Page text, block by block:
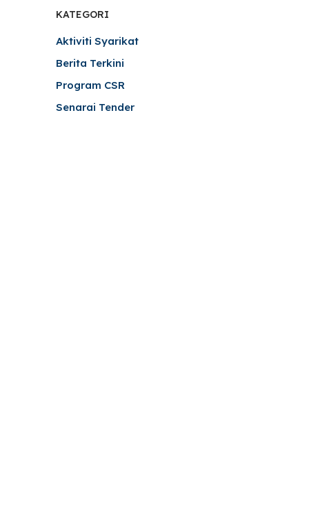
KATEGORI
Aktiviti Syarikat
Berita Terkini
Program CSR
Senarai Tender